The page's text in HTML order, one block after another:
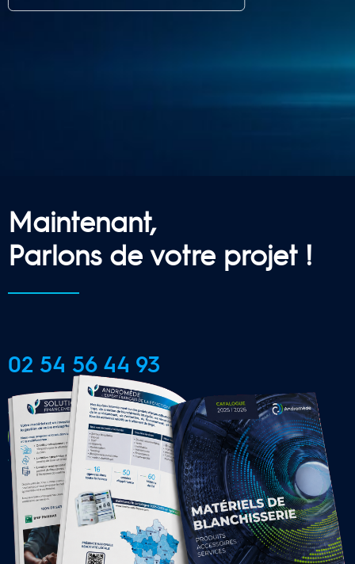
Maintenant,
Parlons de votre projet !
02 54 56 44 93
CONTACTER UNE AGENCE
LOCALE